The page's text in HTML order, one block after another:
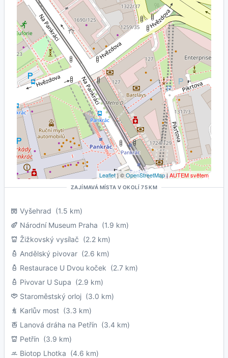
Leaflet| ©OpenStreetMap|AUTEM světem
ZAJÍMAVÁ MÍSTA V OKOLÍ 75 KM
Vyšehrad (1.5 km)
Národní Museum Praha (1.9 km)
Žižkovský vysílač (2.2 km)
Andělský pivovar (2.6 km)
Restaurace U Dvou koček (2.7 km)
Pivovar U Supa (2.9 km)
Staroměstský orloj (3.0 km)
Karlův most (3.3 km)
Lanová dráha na Petřín (3.4 km)
Petřín (3.9 km)
Biotop Lhotka (4.6 km)